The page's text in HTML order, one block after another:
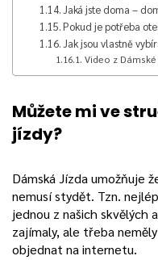
Jaká jste doma –
Pokud je potřeba
Jak jsou vlastně
Video z Dámské
Můžete mi ve
jízdy?
Dámská Jízda umožňuje
nemusí stydět. Tzn.
jednou z našich
zajímaly, ale třeba
objednat na internetu.